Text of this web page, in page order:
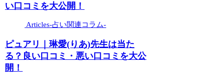
い口コミを大公開！
Articles-占い関連コラム-
ピュアリ｜琳愛(りあ)先生は当た
る？良い口コミ・悪い口コミを大公
開！